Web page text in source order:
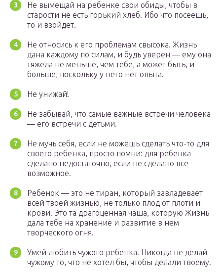
Не вымещай на ребенке свои обиды, чтобы в
старости не есть горький хлеб. Ибо что посеешь,
то и взойдет.
Не относись к его проблемам свысока. Жизнь
дана каждому по силам, и будь уверен — ему она
тяжела не меньше, чем тебе, а может быть, и
больше, поскольку у него нет опыта.
Не унижай!
Не забывай, что самые важные встречи человека
— его встречи с детьми.
Не мучь себя, если не можешь сделать что-то для
своего ребенка, просто помни: для ребенка
сделано недостаточно, если не сделано все
возможное.
Ребенок — это не тиран, который завладевает
всей твоей жизнью, не только плод от плоти и
крови. Это та драгоценная чаша, которую Жизнь
дала тебе на хранение и развитие в нем
творческого огня.
Умей любить чужого ребенка. Никогда не делай
чужому то, что не хотел бы, чтобы делали твоему.